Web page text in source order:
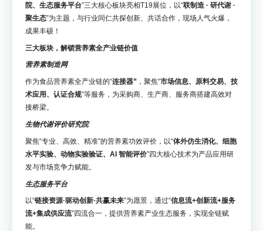
院、生态服务平台”三大核心板块亮相T19展位，以“联制造 · 研代谢 ·
聚生态”为主题，与行业同仁共探创新、共话合作，现场人气火爆，
成果丰硕！
三大板块，解锁营养素全产业链价值
营养素制造网
作为食品营养素全产业链的“连接器”，聚焦“市场信息、原料交易、技
术应用、认证合规”等服务，为采购商、生产商、服务商搭建高效对
接桥梁。
生物代谢评价研究院
聚焦“专业、高效、精准”的营养素功效评价，以“体外仿生消化、细胞
水平实验、动物实验验证、AI 智能评价”四大核心技术为产品应用研
发与市场竞争力赋能。
生态服务平台
以“链接资源·驱动创新·共赢未来”为愿景，通过“信息流+创新流+服务
流+集成供应流”四流合一，提供营养素产业生态服务，实现全链赋
能。